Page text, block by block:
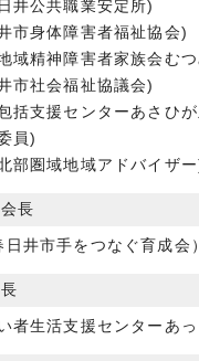
井公共職業安定所)
市身体障害者福祉協会)
精神障害者家族会むつ
市社会福祉協議会)
支援センターあさひが
員)
圏域地域アドバイザー
長
井市手をつなぐ育成会）
生活支援センターあっ